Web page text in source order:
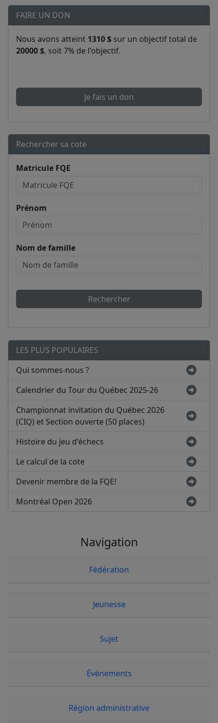
FAIRE UN DON
Nous avons atteint 1310 $ sur un objectif total de
20000 $, soit 7% de l'objectif.
Je fais un don
Rechercher sa cote
Matricule FQE
Prénom
Nom de famille
Rechercher
LES PLUS POPULAIRES
Qui sommes-nous ?
Calendrier du Tour du Québec 2025-26
Championnat invitation du Québec 2026
(CIQ) et Section ouverte (50 places)
Histoire du jeu d'échecs
Le calcul de la cote
Devenir membre de la FQE!
Montréal Open 2026
Navigation
Fédération
Jeunesse
Sujet
Évènements
Région administrative